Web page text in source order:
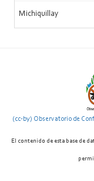
Michiquillay
(cc-by) Observatorio de
El contenido de esta base de